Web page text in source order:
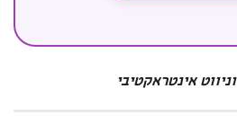
אינטראקטיבי